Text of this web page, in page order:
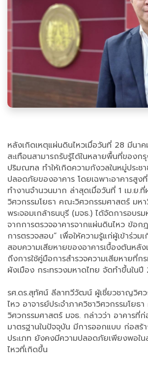
หลังเกิดเหตุแผ่นดินไหวเมื่อวันที่ 28 มีนา
สะเทือนสามารถรับรู้ได้ในหลายพื้นที่ของก
ปริมณฑล ทำให้เกิดความกังวลในหมู่ประช
ปลอดภัยของอาคาร โดยเฉพาะอาคารสูง
ทำงานจำนวนมาก ล่าสุดเมื่อวันที่ 1 เม.ย.
วิศวกรรมโยธา คณะวิศวกรรมศาสตร์ มห
พระจอมเกล้าธนบุรี (มจธ.) ได้จัดการอบ
จากการตรวจอาคารจากแผ่นดินไหว ข้อก
การตรวจสอบ” เพื่อให้ความรู้แก่ผู้เข้าร่วม
สอบความเสียหายของอาคารเบื้องต้นหลั
ถึงการใช้คู่มือการสำรวจความเสียหายที่ก
ผังเมือง กระทรวงมหาดไทย จัดทำขึ้นในปี
รศ.ดร.สุทัศน์ ลีลาทวีวัฒน์ ผู้เชี่ยวชาญวิศ
ไหว อาจารย์ประจำภาควิชาวิศวกรรมโยธ
วิศวกรรมศาสตร์ มจธ. กล่าวว่า อาคารที่
มาตรฐานในปัจจุบัน มีการออกแบบ ก่อสร้
ประเภท ยังคงมีความปลอดภัยเพียงพอใ
ไหวที่เกิดขึ้น